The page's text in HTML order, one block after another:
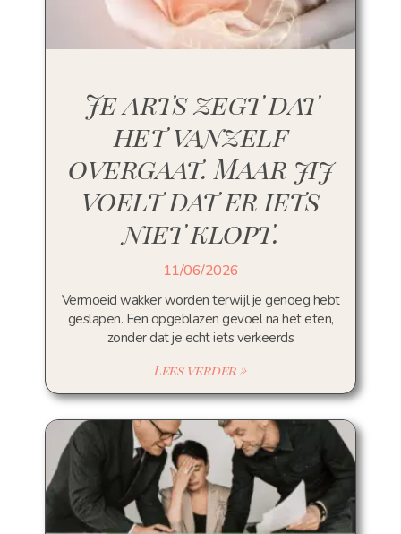
Je arts zegt dat
het vanzelf
overgaat. Maar jij
voelt dat er iets
niet klopt.
11/06/2026
Vermoeid wakker worden terwijl je genoeg hebt
geslapen. Een opgeblazen gevoel na het eten,
zonder dat je echt iets verkeerds
Lees verder »